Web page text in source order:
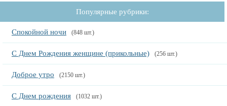
Популярные рубрики:
Спокойной ночи (848 шт.)
С Днем Рождения женщине (прикольные) (256 шт.)
Доброе утро (2150 шт.)
С Днем рождения (1032 шт.)